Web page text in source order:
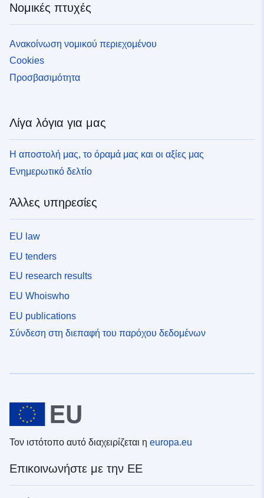
Νομικές πτυχές
Ανακοίνωση νομικού περιεχομένου
Cookies
Προσβασιμότητα
Λίγα λόγια για μας
Η αποστολή μας, το όραμά μας και οι αξίες μας
Ενημερωτικό δελτίο
Άλλες υπηρεσίες
EU law
EU tenders
EU research results
EU Whoiswho
EU publications
Σύνδεση στη διεπαφή του παρόχου δεδομένων
Τον ιστότοπο αυτό διαχειρίζεται η europa.eu
Επικοινωνήστε με την ΕΕ